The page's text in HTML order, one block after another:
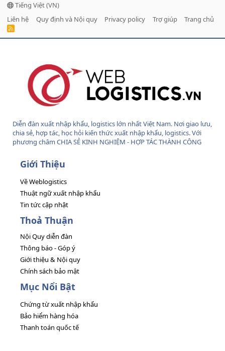
Tiếng Việt (VN)
Liên hệ
Quy định và Nội quy Privacy policy Trợ giúp Trang chủ
R
Diễn đàn xuất nhập khẩu, logistics lớn nhất Việt Nam. Nơi giao lưu,
chia sẻ, hợp tác, học hỏi kiến thức xuất nhập khẩu, logistics. Với
phương châm CHIA SẺ KINH NGHIỆM - HỢP TÁC THÀNH CÔNG
Giới Thiệu
Về Weblogistics
Thuật ngữ xuất nhập khẩu
Tin tức cập nhật
Thoả Thuận
Nội Quy diễn đàn
Thông báo - Góp ý
Giới thiệu & Nội quy
Chính sách bảo mật
Mục Nổi Bật
Chứng từ xuất nhập khẩu
Bảo hiểm hàng hóa
Thanh toán quốc tế